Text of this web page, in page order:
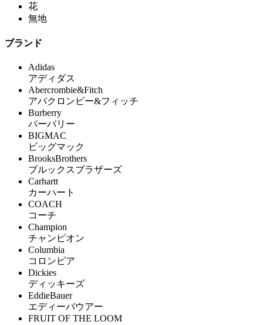
花
無地
ブランド
Adidas
アディダス
Abercrombie&Fitch
アバクロンビー&フィッチ
Burberry
バーバリー
BIGMAC
ビッグマック
BrooksBrothers
ブルックスブラザーズ
Carhartt
カーハート
COACH
コーチ
Champion
チャンピオン
Columbia
コロンビア
Dickies
ディッキーズ
EddieBauer
エディーバウアー
FRUIT OF THE LOOM